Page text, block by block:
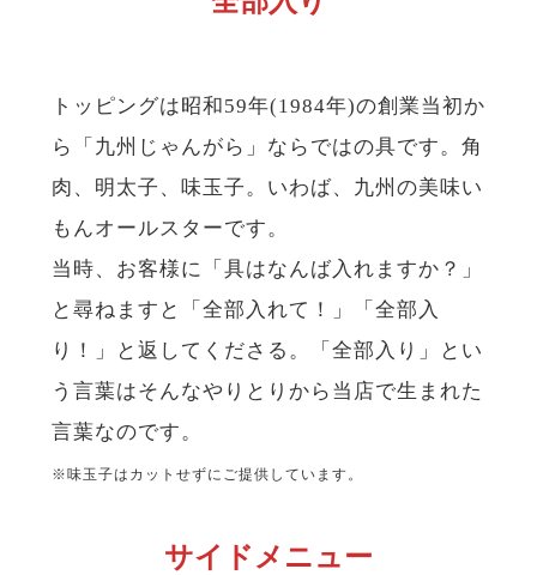
トッピングは昭和59年(1984年)の創業当初か
ら「九州じゃんがら」ならではの具です。角
肉、明太子、味玉子。いわば、九州の美味い
もんオールスターです。
当時、お客様に「具はなんば入れますか？」
と尋ねますと「全部入れて！」「全部入
り！」と返してくださる。「全部入り」とい
う言葉はそんなやりとりから当店で生まれた
言葉なのです。
※味玉子はカットせずにご提供しています。
サイドメニュー